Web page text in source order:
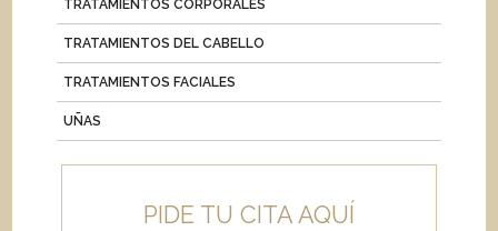
TRATAMIENTOS CORPORALES
TRATAMIENTOS DEL CABELLO
TRATAMIENTOS FACIALES
UÑAS
PIDE TU CITA AQUÍ